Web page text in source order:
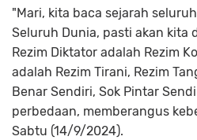
"Mari, kita baca sejarah
Seluruh Dunia, pasti akan kita
Rezim Diktator adalah Rezim
adalah Rezim Tirani, Rezim
Benar Sendiri, Sok Pintar
perbedaan, memberangus
Sabtu (14/9/2024).